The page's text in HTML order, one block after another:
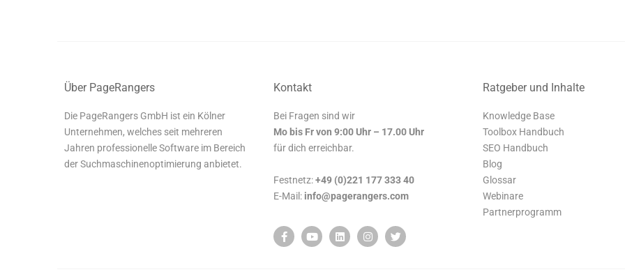
Über PageRangers
Die PageRangers GmbH ist ein Kölner
Unternehmen, welches seit mehreren
Jahren professionelle Software im Bereich
der Suchmaschinenoptimierung anbietet.
Kontakt
Bei Fragen sind wir
Mo bis Fr von 9:00 Uhr – 17.00 Uhr
für dich erreichbar.
Festnetz:+49 (0)221 177 333 40
E-Mail: info@pagerangers.com
Ratgeber und Inhalte
Knowledge Base
Toolbox Handbuch
SEO Handbuch
Blog
Glossar
Webinare
Partnerprogramm